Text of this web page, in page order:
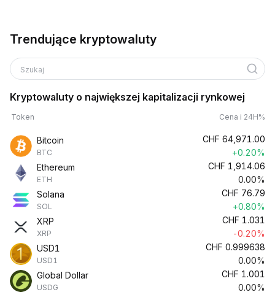
Trendujące kryptowaluty
Szukaj
Kryptowaluty o największej kapitalizacji rynkowej
Token Cena i 24H%
Bitcoin
BTC
CHF 64,971.00
+0.20%
Ethereum
ETH
CHF 1,914.06
0.00%
Solana
SOL
CHF 76.79
+0.80%
XRP
XRP
CHF 1.031
-0.20%
USD1
USD1
CHF 0.999638
0.00%
Global Dollar
USDG
CHF 1.001
0.00%